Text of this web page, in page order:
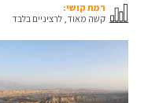
רמת קושי:
קשה מאוד, לרציניים בלבד